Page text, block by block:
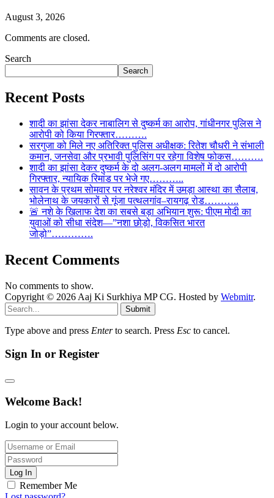
August 3, 2026
Comments are closed.
Search
Search
Recent Posts
शादी का झांसा देकर नाबालिग से दुष्कर्म का आरोप, गांधीनगर पुलिस ने
आरोपी को किया गिरफ्तार……….
सरगुजा को मिले नए अतिरिक्त पुलिस अधीक्षक: रितेश चौधरी ने संभाली
कमान, जनसेवा और प्रभावी पुलिसिंग पर रहेगा विशेष फोकस……….
शादी का झांसा देकर दुष्कर्म के दो अलग-अलग मामलों में दो आरोपी
गिरफ्तार, न्यायिक रिमांड पर भेजे गए………..
सावन के प्रथम सोमवार पर नरेश्वर मंदिर में उमड़ा आस्था का सैलाब,
भोलेनाथ के जयकारों से गूंजा पत्थलगांव–रायगढ़ रोड………..
🚨 नशे के खिलाफ देश का सबसे बड़ा अभियान शुरू: पीएम मोदी का
युवाओं को सीधा संदेश—”नशा छोड़ो, विकसित भारत
जोड़ो”………….
Recent Comments
No comments to show.
Copyright © 2026 Aaj Ki Surkhiya MP CG. Hosted by Webmitr.
Submit
Type above and press Enterto search. Press Esc to cancel.
Sign In or Register
Welcome Back!
Login to your account below.
Log In
Remember Me